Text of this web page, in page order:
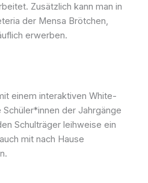
Zusätzlich kann man in
der Mensa Brötchen,
erwerben.
einem interaktiven White-
der Jahrgänge
Schulträger leihweise ein
mit nach Hause